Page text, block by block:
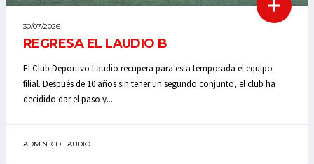
30/07/2026
REGRESA EL LAUDIO B
El Club Deportivo Laudio recupera para esta temporada el equipo
filial. Después de 10 años sin tener un segundo conjunto, el club ha
decidido dar el paso y...
ADMIN. CD LAUDIO